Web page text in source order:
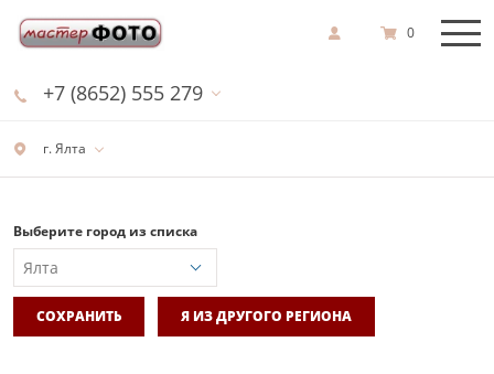
г. Ялта
+7 (8652) 555 279
0
Выберите город из списка
СОХРАНИТЬ Я ИЗ ДРУГОГО РЕГИОНА